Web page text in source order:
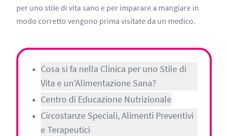
per uno stile di vita sano e per imparare a mangiare in
modo corretto vengono prima visitate da un medico.
Cosa si fa nella Clinica per uno Stile di
Vita e un'Alimentazione Sana?
Centro di Educazione Nutrizionale
Circostanze Speciali, Alimenti Preventivi
e Terapeutici